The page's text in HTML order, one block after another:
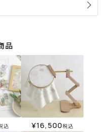
品
込 ¥16,500税込